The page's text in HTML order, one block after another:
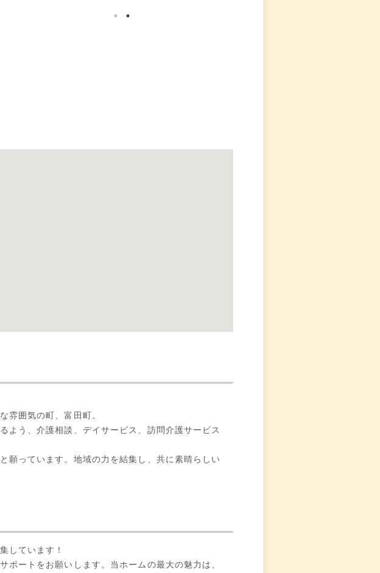
雰囲気の町、富田町。
よう、介護相談、デイサービス、訪問介護サービス
願っています。地域の力を結集し、共に素晴らしい
しています！
ートをお願いします。当ホームの最大の魅力は、